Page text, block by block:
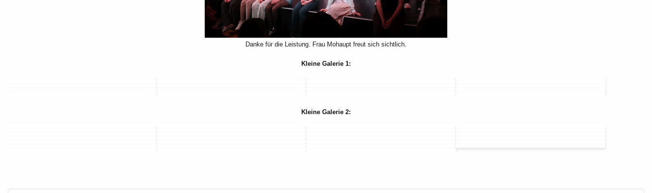
Danke für die Leistung. Frau Mohaupt freut sich sichtlich.
Kleine Galerie 1:
Kleine Galerie 2: